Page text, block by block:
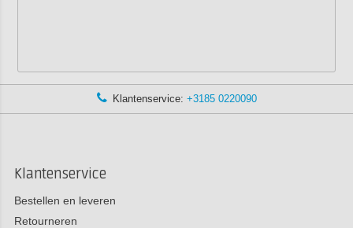
Klantenservice: +3185 0220090
Klantenservice
Bestellen en leveren
Retourneren